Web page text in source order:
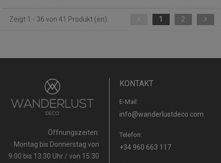
Zeigt 1 - 36 von 41 Produkt (en). 1 2 ›
Öffnungszeiten:
· Montag bis Donnerstag von
9:00 bis 13:30 Uhr / von 15:30
KONTAKT
E-Mail:
info@wanderlustdeco.com
Telefon:
+34 960 663 117